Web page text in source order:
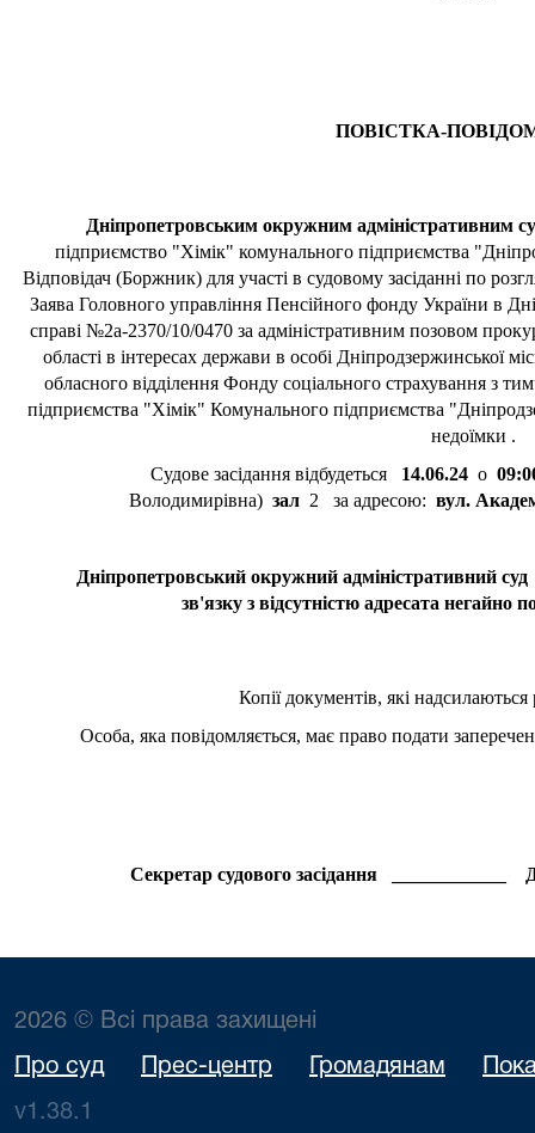
ПОВІСТКА-
Дніпропетровським окружним адміністративним
підприємство "Хімік" комунального підприємства
Відповідач (Боржник) для участі в судовому засіданні по
Заява Головного управління Пенсійного фонду України в
справі №2а-2370/10/0470 за адміністративним позовом
області в інтересах держави в особі Дніпродзержинської
обласного відділення Фонду соціального страхування з
підприємства "Хімік" Комунального підприємства
недоїмки .
Судове засідання відбудеться
14.06.24 о
Володимирівна) зал 2 за адресою: вул.
Дніпропетровський окружний адміністративний
зв'язку з відсутністю адресата негайно
Копії документів, які
Особа, яка повідомляється, має право подати
Секретар судового засідання ____________
2026 © Всі права захищені
Про суд Прес-центр Громадянам
v1.38.1